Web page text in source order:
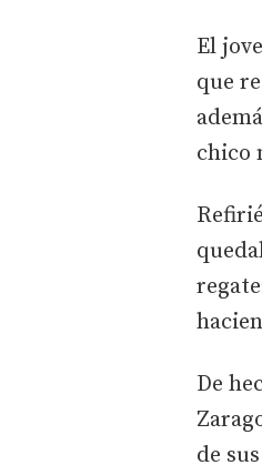
El
que
chico
De
de